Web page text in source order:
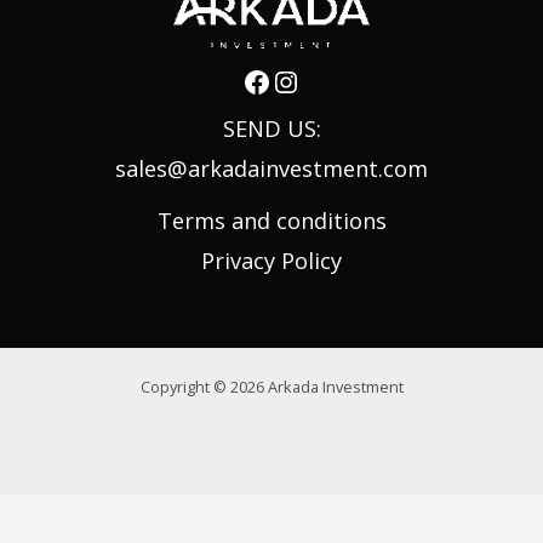
SEND US:
sales@arkadainvestment.com
Terms and conditions
Privacy Policy
Copyright © 2026 Arkada Investment